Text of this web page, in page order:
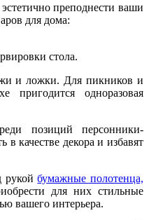
преподнести ваши
для дома:
стола.
и ложки. Для пикников и
пригодится одноразовая
позиций персонники-
в качестве декора и избавят
рукойбумажные полотенца,
для них стильные
вашего интерьера.